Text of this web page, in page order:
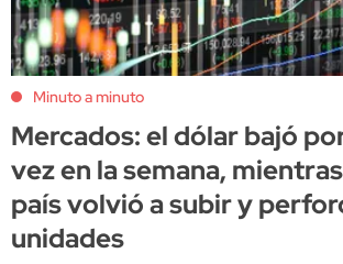
Minuto a minuto
Mercados: el dólar bajó
vez en la semana,
país volvió a subir y
unidades